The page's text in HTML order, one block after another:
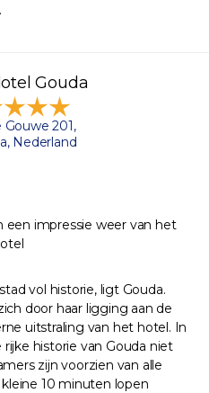
Gouda
Gouwe 201,
Nederland
impressie weer van het
vol historie, ligt Gouda.
door haar ligging aan de
uitstraling van het hotel. In
historie van Gouda niet
zijn voorzien van alle
10 minuten lopen